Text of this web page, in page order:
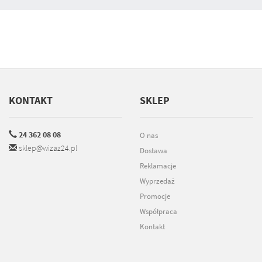
KONTAKT
24 362 08 08
sklep@wizaz24.pl
SKLEP
O nas
Dostawa
Reklamacje
Wyprzedaż
Promocje
Współpraca
Kontakt